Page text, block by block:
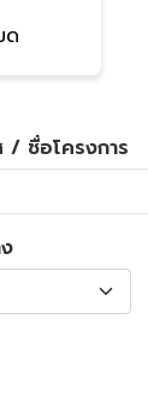
ด
/ ชื่อโครงการ